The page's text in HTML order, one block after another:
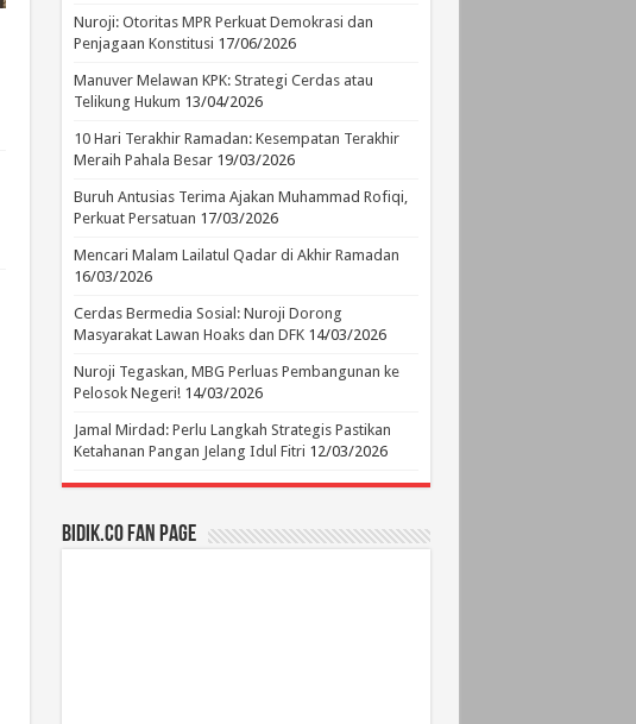
Nuroji: Otoritas MPR Perkuat Demokrasi dan
Penjagaan Konstitusi 17/06/2026
Manuver Melawan KPK: Strategi Cerdas atau
Telikung Hukum 13/04/2026
10 Hari Terakhir Ramadan: Kesempatan Terakhir
Meraih Pahala Besar 19/03/2026
Buruh Antusias Terima Ajakan Muhammad Rofiqi,
Perkuat Persatuan 17/03/2026
Mencari Malam Lailatul Qadar di Akhir Ramadan
16/03/2026
Cerdas Bermedia Sosial: Nuroji Dorong
Masyarakat Lawan Hoaks dan DFK 14/03/2026
Nuroji Tegaskan, MBG Perluas Pembangunan ke
Pelosok Negeri! 14/03/2026
Jamal Mirdad: Perlu Langkah Strategis Pastikan
Ketahanan Pangan Jelang Idul Fitri 12/03/2026
BIDIK.CO Fan Page